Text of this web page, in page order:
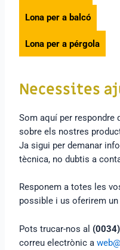
Lona per a balcó
Lona per a pérgola
Necessites
Som aquí per respondre
sobre els nostres
Ja sigui per demanar
tècnica, no dubtis a
Responem a totes les
possible i us oferirem
Pots trucar-nos al
correu electrònic a